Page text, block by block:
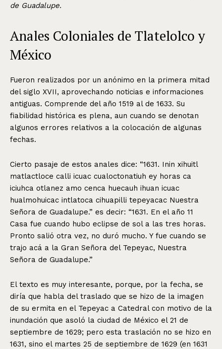
de Guadalupe.
Anales Coloniales de Tlatelolco y
México
Fueron realizados por un anónimo en la primera mitad
del siglo XVII, aprovechando noticias e informaciones
antiguas. Comprende del año 1519 al de 1633. Su
fiabilidad histórica es plena, aun cuando se denotan
algunos errores relativos a la colocación de algunas
fechas.
Cierto pasaje de estos anales dice: “1631. Inin xihuitl
matlactloce calli icuac cualoctonatiuh ey horas ca
iciuhca otlanez amo cenca huecauh ihuan icuac
hualmohuicac intlatoca cihuapilli tepeyacac Nuestra
Señora de Guadalupe.” es decir: “1631. En el año 11
Casa fue cuando hubo eclipse de sol a las tres horas.
Pronto salió otra vez, no duró mucho. Y fue cuando se
trajo acá a la Gran Señora del Tepeyac, Nuestra
Señora de Guadalupe.”
El texto es muy interesante, porque, por la fecha, se
diría que habla del traslado que se hizo de la imagen
de su ermita en el Tepeyac a Catedral con motivo de la
inundación que asoló la ciudad de México el 21 de
septiembre de 1629; pero esta traslación no se hizo en
1631, sino el martes 25 de septiembre de 1629 (en 1631